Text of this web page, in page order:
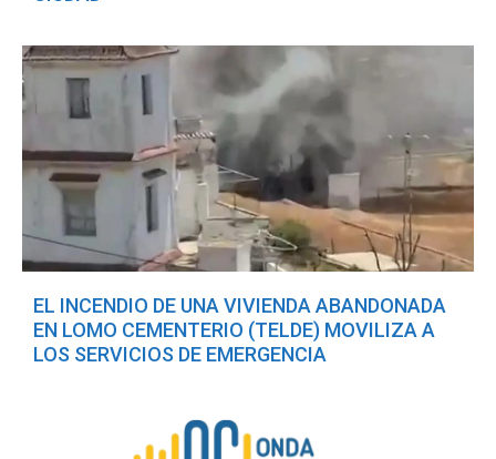
EL INCENDIO DE UNA VIVIENDA ABANDONADA
EN LOMO CEMENTERIO (TELDE) MOVILIZA A
LOS SERVICIOS DE EMERGENCIA